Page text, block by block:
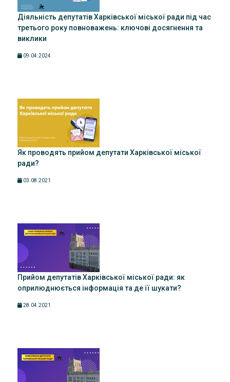
Діяльність депутатів Харківської міської ради під час
третього року повноважень: ключові досягнення та
виклики
09.04.2024
Як проводять прийом депутати Харківської міської
ради?
03.08.2021
Прийом депутатів Харківської міської ради: як
оприлюднюється інформація та де її шукати?
28.04.2021